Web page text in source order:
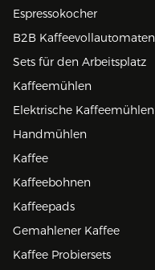
Espressokocher
B2B Kaffeevollautomaten
Sets für den Arbeitsplatz
Kaffeemühlen
Elektrische Kaffeemühlen
Handmühlen
Kaffee
Kaffeebohnen
Kaffeepads
Gemahlener Kaffee
Kaffee Probiersets